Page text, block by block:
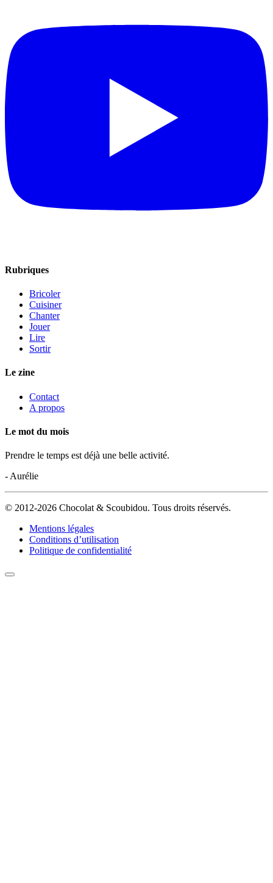
Rubriques
Bricoler
Cuisiner
Chanter
Jouer
Lire
Sortir
Le zine
Contact
A propos
Le mot du mois
Prendre le temps est déjà une belle activité.
- Aurélie
© 2012-2026 Chocolat & Scoubidou. Tous droits réservés.
Mentions légales
Conditions d’utilisation
Politique de confidentialité